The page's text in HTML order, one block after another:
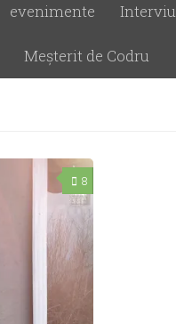
evenimente Interviu
Meşterit de Codru
8